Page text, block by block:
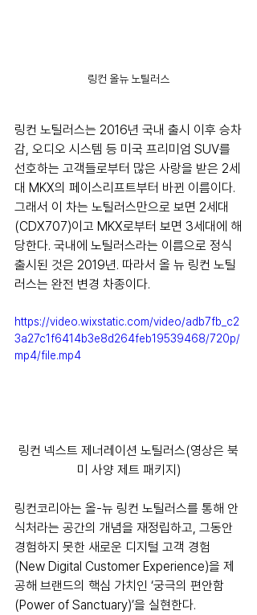
링컨 올뉴 노틸러스
링컨 노틸러스는 2016년 국내 출시 이후 승차
감, 오디오 시스템 등 미국 프리미엄 SUV를
선호하는 고객들로부터 많은 사랑을 받은 2세
대 MKX의 페이스리프트부터 바뀐 이름이다.
그래서 이 차는 노틸러스만으로 보면 2세대
(CDX707)이고 MKX로부터 보면 3세대에 해
당한다. 국내에 노틸러스라는 이름으로 정식
출시된 것은 2019년. 따라서 올 뉴 링컨 노틸
러스는 완전 변경 차종이다.
https://video.wixstatic.com/video/adb7fb_c2
3a27c1f6414b3e8d264feb19539468/720p/
mp4/file.mp4
링컨 넥스트 제너레이션 노틸러스(영상은 북
미 사양 제트 패키지)
링컨코리아는 올-뉴 링컨 노틸러스를 통해 안
식처라는 공간의 개념을 재정립하고, 그동안
경험하지 못한 새로운 디지털 고객 경험
(New Digital Customer Experience)을 제
공해 브랜드의 핵심 가치인 ‘궁극의 편안함
(Power of Sanctuary)’을 실현한다.